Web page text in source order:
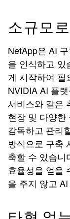
소규모
NetApp은 AI
을 인식하고 있
게 시작하여 필
NVIDIA AI 플
서비스와 같은
현장 및 다양한
감독하고 관리
방식으로 구축
축할 수 있습니
효율성을 얻을
을 주지 않고